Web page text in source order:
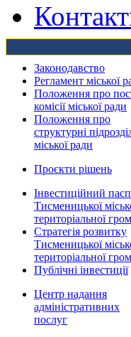
Законодавство
Регламент міської
Положення про
комісії міської ради
Положення про
структурні
міської ради
Проєкти рішень
Інвестиційний
Тисменицької
територіальної
Стратегія розвитку
Тисменицької
територіальної
Публічні інвестиції
Центр надання
адміністративних
послуг